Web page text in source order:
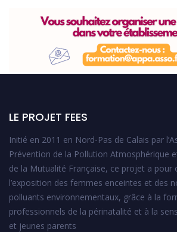
LE PROJET FEES
Initié en 2011 en Nord-Pas de Calais par
Prévention de la Pollution Atmosphérique
de la Mutualité Française, ce projet a pour
l’exposition des femmes enceintes et des
polluants environnementaux, grâce à la
professionnels de la périnatalité et à la
et jeunes parents